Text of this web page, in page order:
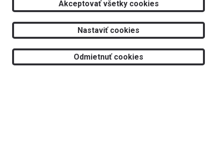
Tvorba web stránokaredakčný systémodAlejTech, spol. s r.o.
Akceptovať všetky cookies
Nastaviť cookies
Odmietnuť cookies